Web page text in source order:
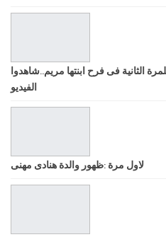
الثانية فى فرح ابنتها مريم..شاهدوا
الفيديو
لاول مرة :ظهور والدة هنادى مهنى